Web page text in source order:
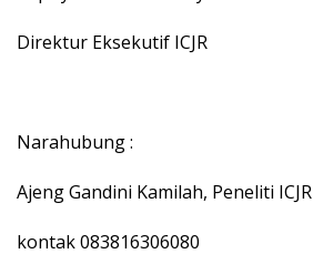
Direktur Eksekutif ICJR
Narahubung :
Ajeng Gandini Kamilah, Peneliti ICJR
kontak 083816306080